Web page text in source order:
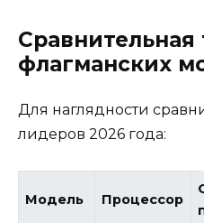
Сравнительная
флагманских
Для наглядности
лидеров 2026 года:
Модель Процессор